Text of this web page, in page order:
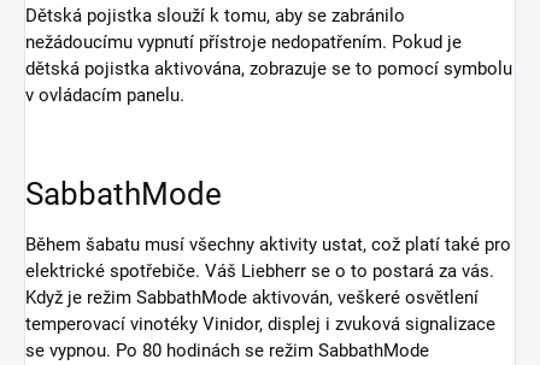
Dětská pojistka slouží k tomu, aby se zabránilo
nežádoucímu vypnutí přístroje nedopatřením. Pokud je
dětská pojistka aktivována, zobrazuje se to pomocí symbolu
v ovládacím panelu.
SabbathMode
Během šabatu musí všechny aktivity ustat, což platí také pro
elektrické spotřebiče. Váš Liebherr se o to postará za vás.
Když je režim SabbathMode aktivován, veškeré osvětlení
temperovací vinotéky Vinidor, displej i zvuková signalizace
se vypnou. Po 80 hodinách se režim SabbathMode